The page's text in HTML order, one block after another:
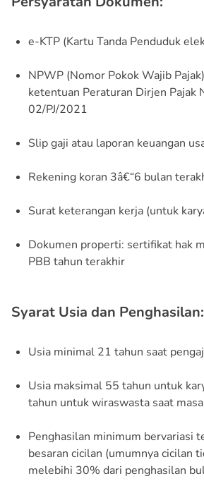
e-KTP (Kartu Tanda Penduduk
NPWP (Nomor Pokok Wajib
ketentuan Peraturan Dirjen Pajak
02/PJ/2021
Slip gaji atau laporan keuangan
Rekening koran 3â€“6 bulan
Surat keterangan kerja (untuk
Dokumen properti: sertifikat hak
PBB tahun terakhir
Syarat Usia dan Penghasilan:
Usia minimal 21 tahun saat
Usia maksimal 55 tahun untuk
tahun untuk wiraswasta saat
Penghasilan minimum bervariasi
besaran cicilan (umumnya cicilan
melebihi 30% dari penghasilan